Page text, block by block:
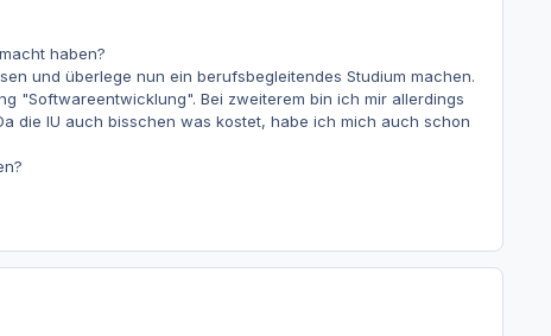
haben?
und überlege nun ein berufsbegleitendes Studium machen.
"Softwareentwicklung". Bei zweiterem bin ich mir allerdings
die IU auch bisschen was kostet, habe ich mich auch schon